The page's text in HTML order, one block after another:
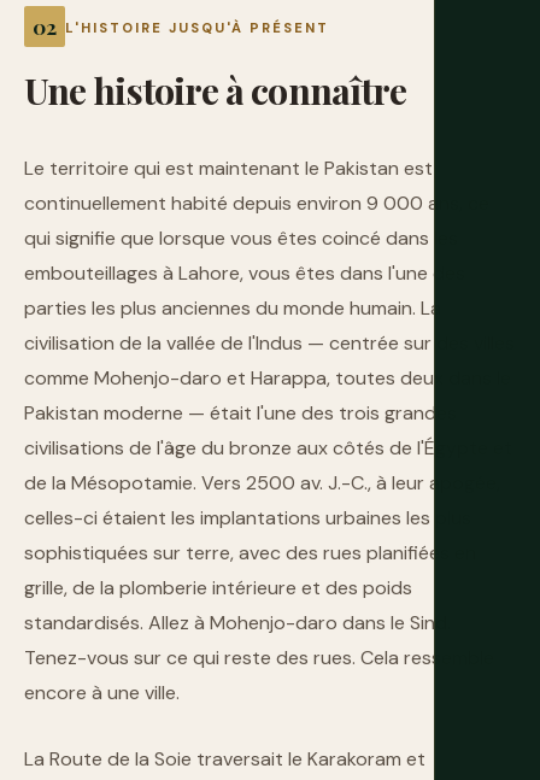
L'HISTOIRE JUSQU'À PRÉSENT
Unehistoireàconnaître
Le territoire qui est maintenant le Pakistan est
continuellement habité depuis environ 9 000 ans, ce
qui signifie que lorsque vous êtes coincé dans les
embouteillages à Lahore, vous êtes dans l'une des
parties les plus anciennes du monde humain. La
civilisation de la vallée de l'Indus — centrée sur des villes
comme Mohenjo-daro et Harappa, toutes deux dans le
Pakistan moderne — était l'une des trois grandes
civilisations de l'âge du bronze aux côtés de l'Égypte et
de la Mésopotamie. Vers 2500 av. J.-C., à leur apogée,
celles-ci étaient les implantations urbaines les plus
sophistiquées sur terre, avec des rues planifiées en
grille, de la plomberie intérieure et des poids
standardisés. Allez à Mohenjo-daro dans le Sind.
Tenez-vous sur ce qui reste des rues. Cela ressemble
encore à une ville.
La Route de la Soie traversait le Karakoram et